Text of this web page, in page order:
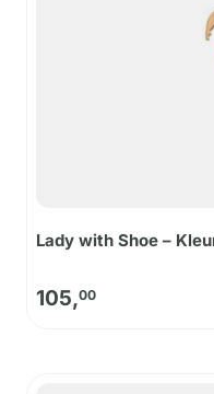
Lady with Shoe –
105,00